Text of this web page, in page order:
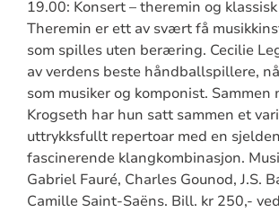
19.00: Konsert – theremin og
Theremin er ett av svært få
som spilles uten beræring. Cecilie
av verdens beste håndballspillere,
som musiker og komponist. Sammen
Krogseth har hun satt sammen et
uttrykksfullt repertoar med en
fascinerende klangkombinasjon.
Gabriel Fauré, Charles Gounod, J.S.
Camille Saint-Saëns. Bill. kr 250,-